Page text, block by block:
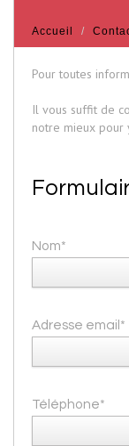
Accueil
Pour toutes
Il vous suffit de
notre mieux pour
Nom*
Adresse email*
Téléphone*